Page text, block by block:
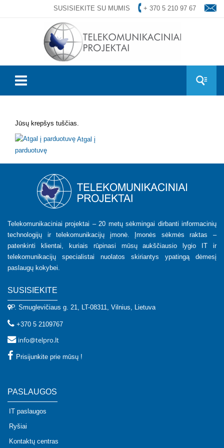
SUSISIEKITE SU MUMIS + 370 5 210 97 67
Jūsų krepšys tuščias.
Atgal į
parduotuvę
Telekomunikaciniai projektai – 20 metų sėkmingai dirbanti informacinių
technologijų ir telekomunikacijų įmonė. Įmonės sėkmės raktas –
patenkinti klientai, kuriais rūpinasi mūsų aukščiausio lygio IT ir
telekomunikacijų specialistai nuolatos skiriantys ypatingą dėmesį
paslaugų kokybei.
SUSISIEKITE
P. Smuglevičiaus g. 21, LT-08311, Vilnius, Lietuva
+370 5 2109767
info@telpro.lt
Prisijunkite prie mūsų !
PASLAUGOS
IT paslaugos
Ryšiai
Kontaktų centras